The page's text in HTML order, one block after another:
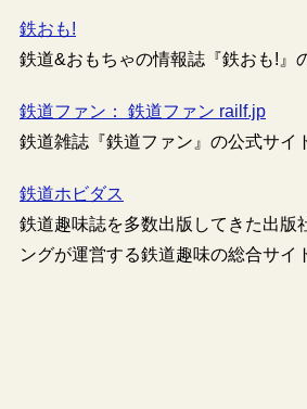
鉄おも!
鉄道&おもちゃの情報誌『鉄おも!』
鉄道ファン： 鉄道ファン railf.jp
鉄道雑誌『鉄道ファン』の公式サイ
鉄道ホビダス
鉄道趣味誌を多数出版してきた出版
ングが運営する鉄道趣味の総合サイ